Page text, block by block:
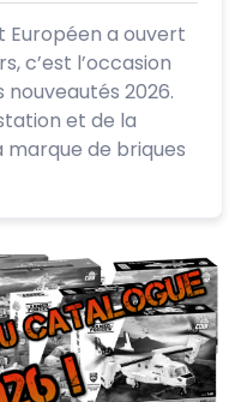
Européen a ouvert
c’est l’occasion
2026.
et de la
de briques